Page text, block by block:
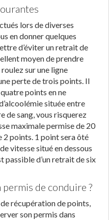
lors de diverses
en donner quelques
d’éviter un retrait de
moyen de prendre
sur une ligne
perte de trois points. Il
points en ne
située entre
de sang, vous risquerez
maximale permise de 20
2 points. 1 point sera ôté
vitesse situé en dessous
passible d’un retrait de six
de conduire ?
récupération de points,
son permis dans